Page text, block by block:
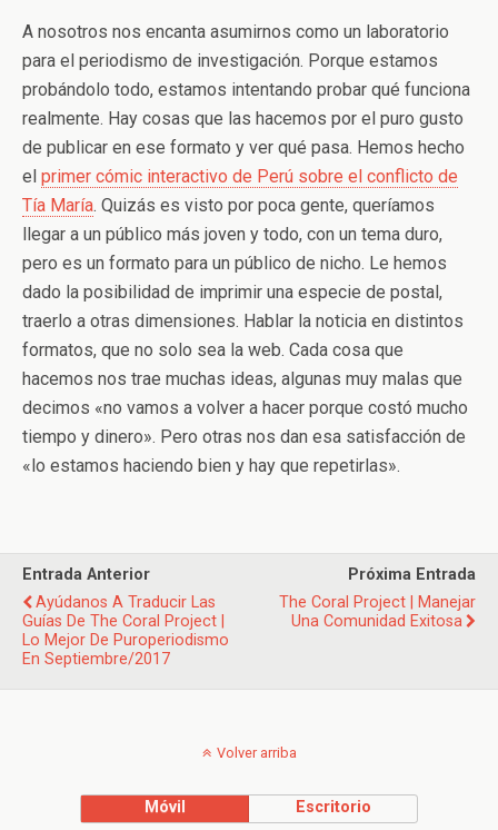
A nosotros nos encanta asumirnos como un laboratorio
para el periodismo de investigación. Porque estamos
probándolo todo, estamos intentando probar qué funciona
realmente. Hay cosas que las hacemos por el puro gusto
de publicar en ese formato y ver qué pasa. Hemos hecho
el primer cómic interactivo de Perú sobre el conflicto de
Tía María. Quizás es visto por poca gente, queríamos
llegar a un público más joven y todo, con un tema duro,
pero es un formato para un público de nicho. Le hemos
dado la posibilidad de imprimir una especie de postal,
traerlo a otras dimensiones. Hablar la noticia en distintos
formatos, que no solo sea la web. Cada cosa que
hacemos nos trae muchas ideas, algunas muy malas que
decimos «no vamos a volver a hacer porque costó mucho
tiempo y dinero». Pero otras nos dan esa satisfacción de
«lo estamos haciendo bien y hay que repetirlas».
Entrada Anterior
Ayúdanos A Traducir Las
Guías De The Coral Project |
Lo Mejor De Puroperiodismo
En Septiembre/2017
Próxima Entrada
The Coral Project | Manejar
Una Comunidad Exitosa
Volver arriba
Móvil Escritorio